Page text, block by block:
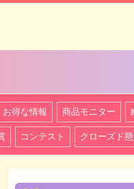
お得な情報 商品モニター
コンテスト クローズド